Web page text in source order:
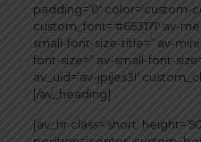
padding=’0′ color=’custom-
custom_font=’#653171′ av-
small-font-size-title=” av-
font-size=” av-small-font-
av_uid=’av-jpijes3l’
[/av_heading]
[av_hr class=’short’